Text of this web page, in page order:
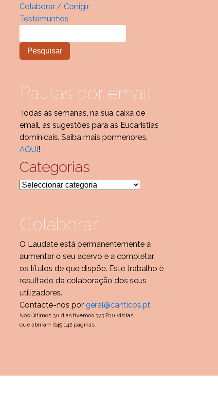
Colaborar / Corrigir
Testemunhos
Pautas por email
Todas as semanas, na sua caixa de
email, as sugestões para as Eucaristias
dominicais. Saiba mais pormenores,
AQUI !
Categorias
Categorias
Colaborar
O Laudate está permanentemente a
aumentar o seu acervo e a completar
os títulos de que dispõe. Este trabalho é
resultado da colaboração dos seus
utilizadores.
Contacte-nos por geral@canticos.pt
Nos últimos 30 dias tivemos 373.810 visitas
que abriram 649.142 páginas.